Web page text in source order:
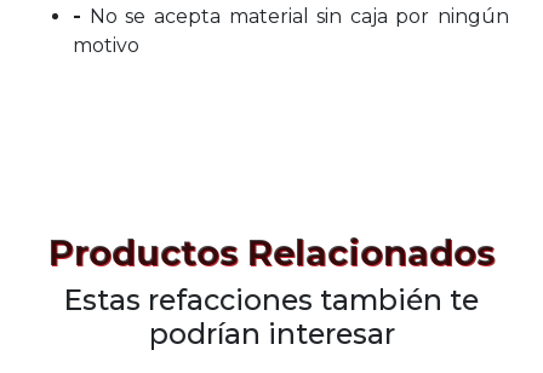
- No se acepta material sin caja por ningún
motivo
Productos Relacionados
Estas refacciones también te
podrían interesar